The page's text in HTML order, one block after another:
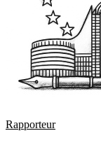
Rapporteur